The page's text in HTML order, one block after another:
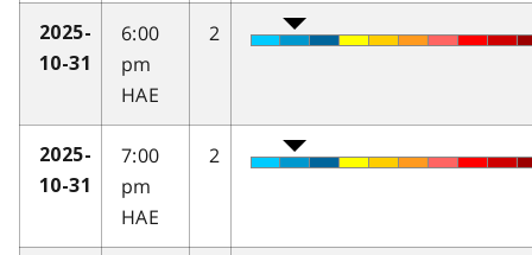
2025-
10-31
6:00
pm
HAE
2
2025-
10-31
7:00
pm
HAE
2